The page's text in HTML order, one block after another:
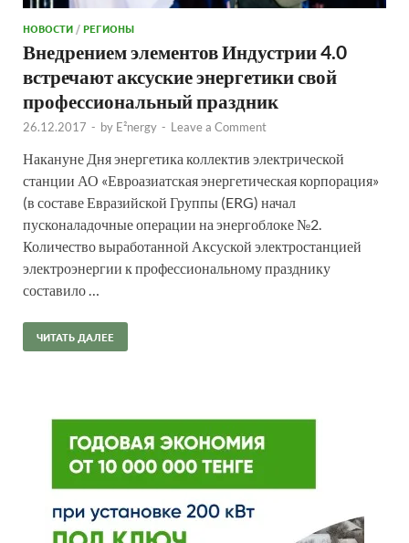
НОВОСТИ /РЕГИОНЫ
Внедрением элементов Индустрии 4.0
встречают аксуские энергетики свой
профессиональный праздник
26.12.2017 - by E²nergy - Leave a Comment
Накануне Дня энергетика коллектив электрической
станции АО «Евроазиатская энергетическая корпорация»
(в составе Евразийской Группы (ERG) начал
пусконаладочные операции на энергоблоке №2.
Количество выработанной Аксуской электростанцией
электроэнергии к профессиональному празднику
составило …
ЧИТАТЬ ДАЛЕЕ